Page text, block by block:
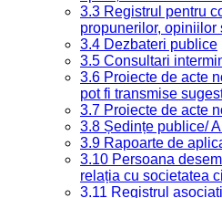
3.3 Registrul pentru
propunerilor, opiniilor
3.4 Dezbateri publice
3.5 Consultari
3.6 Proiecte de acte
pot fi transmise
3.7 Proiecte de acte
3.8 Ședințe publice/
3.9 Rapoarte de
3.10 Persoana
relația cu societatea
3.11 Registrul